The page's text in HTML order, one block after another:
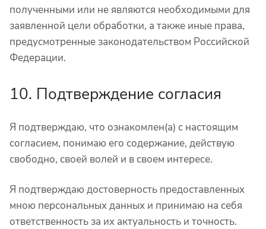
полученными или не являются необходимыми для
заявленной цели обработки, а также иные права,
предусмотренные законодательством Российской
Федерации.
10. Подтверждение согласия
Я подтверждаю, что ознакомлен(а) с настоящим
согласием, понимаю его содержание, действую
свободно, своей волей и в своем интересе.
Я подтверждаю достоверность предоставленных
мною персональных данных и принимаю на себя
ответственность за их актуальность и точность.